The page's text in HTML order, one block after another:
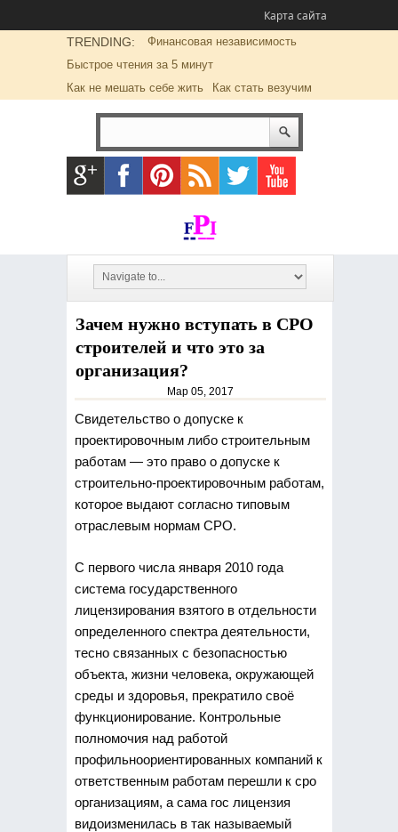
Карта сайта
TRENDING:
Финансовая независимость
Быстрое чтения за 5 минут
Как не мешать себе жить
Как стать везучим
Зачем нужно вступать в СРО
строителей и что это за
организация?
Мар 05, 2017
Свидетельство о допуске к
проектировочным либо строительным
работам — это право о допуске к
строительно-проектировочнымработам,
которое выдают согласно типовым
отраслевым нормам СРО.
С первого числа января 2010 года
система государственного
лицензирования взятого в отдельности
определенного спектра деятельности,
тесно связанных с безопасностью
объекта, жизни человека, окружающей
среды и здоровья, прекратило своё
функционирование. Контрольные
полномочия над работой
профильноориентированных компаний к
ответственным работам перешли к сро
организациям, а сама гос лицензия
видоизменилась в так называемый